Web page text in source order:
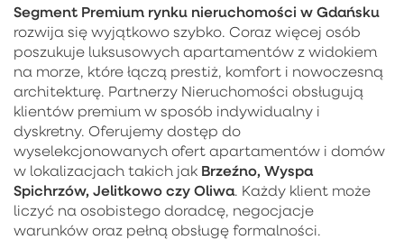
Segment Premium rynku nieruchomości w Gdańsku
rozwija się wyjątkowo szybko. Coraz więcej osób
poszukuje luksusowych apartamentów z widokiem
na morze, które łączą prestiż, komfort i nowoczesną
architekturę. Partnerzy Nieruchomości obsługują
klientów premium w sposób indywidualny i
dyskretny. Oferujemy dostęp do
wyselekcjonowanych ofert apartamentów i domów
w lokalizacjach takich jak Brzeźno, Wyspa
Spichrzów, Jelitkowo czy Oliwa. Każdy klient może
liczyć na osobistego doradcę, negocjacje
warunków oraz pełną obsługę formalności.